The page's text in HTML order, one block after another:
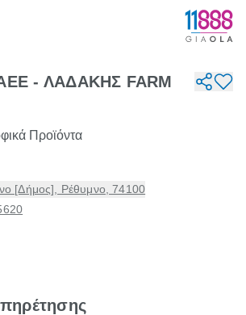
- ΛΑΔΑΚΗΣ FARM
Προϊόντα
[Δήμος], Ρέθυμνο, 74100